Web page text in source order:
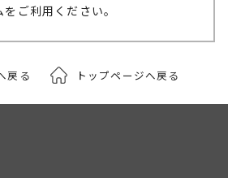
ご利用ください。
戻る トップページへ戻る